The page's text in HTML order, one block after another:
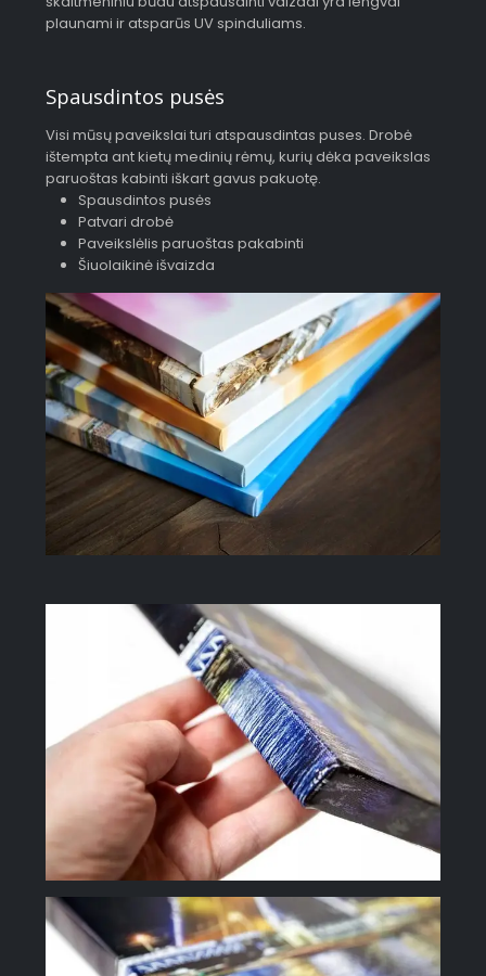
plaunami ir atsparūs UV spinduliams.
Spausdintos pusės
Visi mūsų paveikslai turi atspausdintas puses. Drobė
ištempta ant kietų medinių rėmų, kurių dėka paveikslas
paruoštas kabinti iškart gavus pakuotę.
Spausdintos pusės
Patvari drobė
Paveikslėlis paruoštas pakabinti
Šiuolaikinė išvaizda